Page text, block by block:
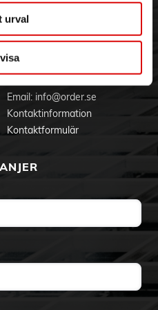
urval
Om cookies
KONTAKTA OSS
Email: info@order.se
Kontaktinformation
Kontaktformulär